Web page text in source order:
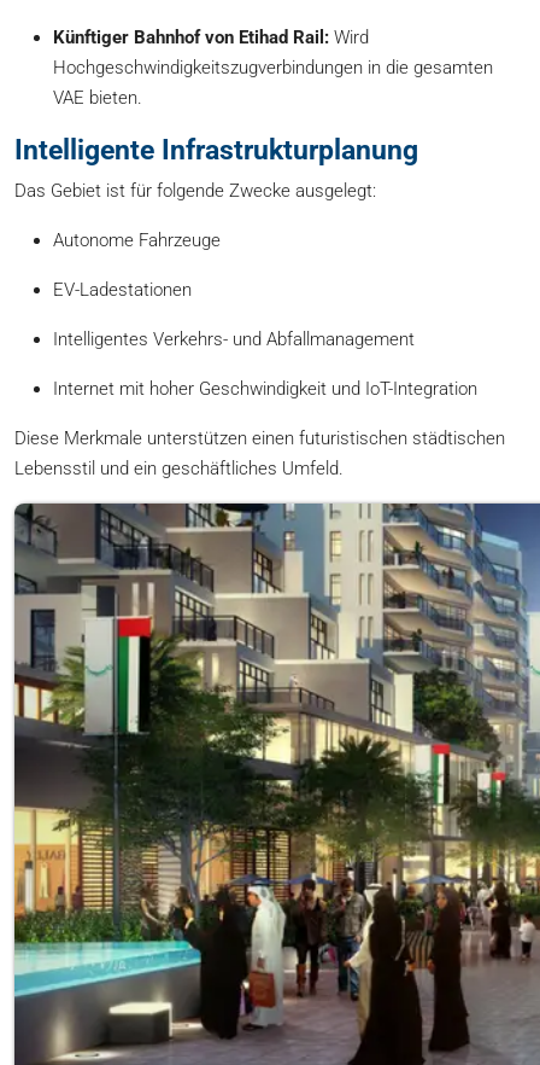
Künftiger Bahnhof von Etihad Rail: Wird
Hochgeschwindigkeitszugverbindungen in die gesamten
VAE bieten.
Intelligente Infrastrukturplanung
Das Gebiet ist für folgende Zwecke ausgelegt:
Autonome Fahrzeuge
EV-Ladestationen
Intelligentes Verkehrs- und Abfallmanagement
Internet mit hoher Geschwindigkeit und IoT-Integration
Diese Merkmale unterstützen einen futuristischen städtischen
Lebensstil und ein geschäftliches Umfeld.